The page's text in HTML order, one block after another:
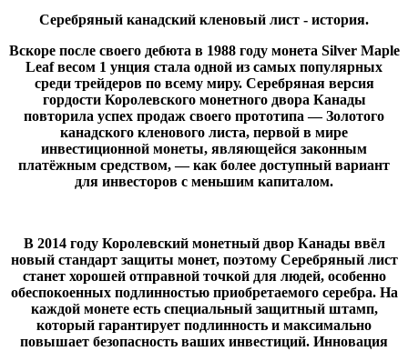
Серебряный канадский кленовый лист - история.
Вскоре после своего дебюта в 1988 году монета Silver Maple
Leaf весом 1 унция стала одной из самых популярных
среди трейдеров по всему миру. Серебряная версия
гордости Королевского монетного двора Канады
повторила успех продаж своего прототипа — Золотого
канадского кленового листа, первой в мире
инвестиционной монеты, являющейся законным
платёжным средством, — как более доступный вариант
для инвесторов с меньшим капиталом.
В 2014 году Королевский монетный двор Канады ввёл
новый стандарт защиты монет, поэтому Серебряный лист
станет хорошей отправной точкой для людей, особенно
обеспокоенных подлинностью приобретаемого серебра. На
каждой монете есть специальный защитный штамп,
который гарантирует подлинность и максимально
повышает безопасность ваших инвестиций. Инновация